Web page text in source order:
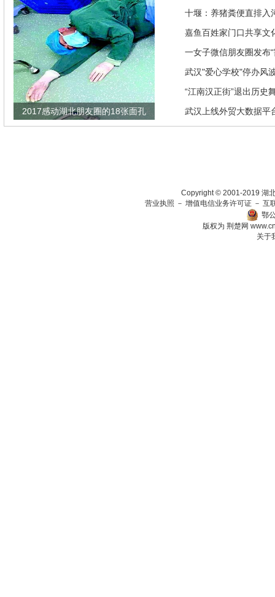
2017感动湖北朋友圈的18张面孔
推优惠政策
十堰：养猪粪便直排入
偿40余万元
嘉鱼百姓家门口共享文
馆讲座家里看
一女子微信朋友圈发布
发现竟是闹剧
武汉"爱心学校"停办风
“江南汉正街”退出历史
武汉上线外贸大数据平
Copyright © 2001-2019 湖
营业执照 － 增值电信业务许可证 － 互
鄂
版权为 荆楚网
关于